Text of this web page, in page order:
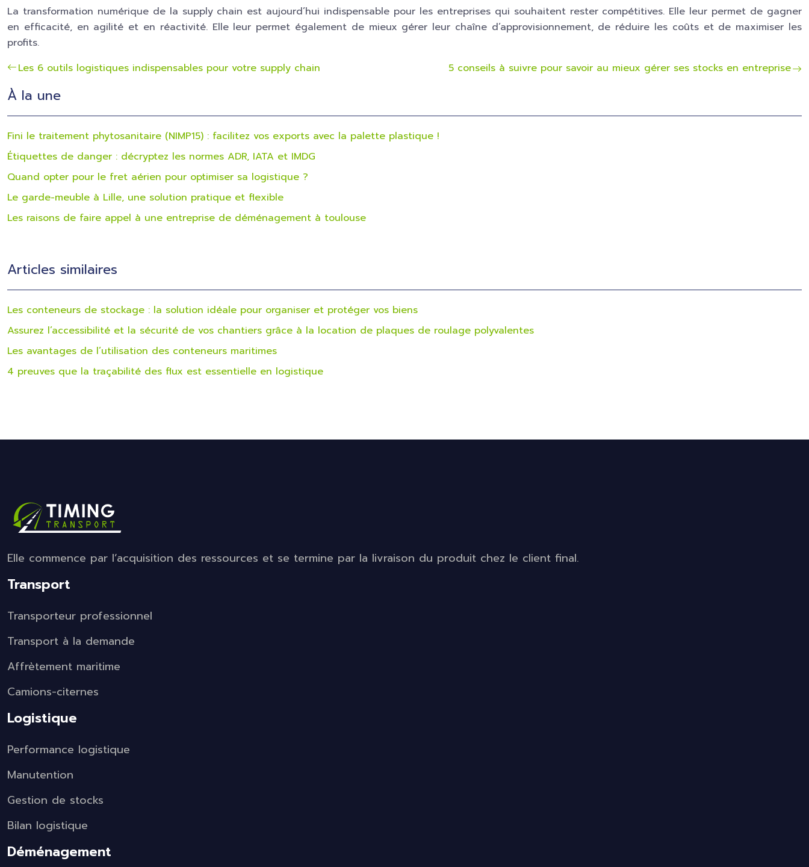
La transformation numérique de la supply chain est aujourd’hui indispensable pour les entreprises qui souhaitent rester compétitives. Elle leur permet de gagner
en efficacité, en agilité et en réactivité. Elle leur permet également de mieux gérer leur chaîne d’approvisionnement, de réduire les coûts et de maximiser les
profits.
Les 6 outils logistiques indispensables pour votre supply chain
5 conseils à suivre pour savoir au mieux gérer ses stocks en entreprise
À la une
Fini le traitement phytosanitaire (NIMP15) : facilitez vos exports avec la palette plastique !
Étiquettes de danger : décryptez les normes ADR, IATA et IMDG
Quand opter pour le fret aérien pour optimiser sa logistique ?
Le garde-meuble à Lille, une solution pratique et flexible
Les raisons de faire appel à une entreprise de déménagement à toulouse
Articles similaires
Les conteneurs de stockage : la solution idéale pour organiser et protéger vos biens
Assurez l’accessibilité et la sécurité de vos chantiers grâce à la location de plaques de roulage polyvalentes
Les avantages de l’utilisation des conteneurs maritimes
4 preuves que la traçabilité des flux est essentielle en logistique
Elle commence par l’acquisition des ressources et se termine par la livraison du produit chez le client final.
Transport
Transporteur professionnel
Transport à la demande
Affrètement maritime
Camions-citernes
Logistique
Performance logistique
Manutention
Gestion de stocks
Bilan logistique
Déménagement